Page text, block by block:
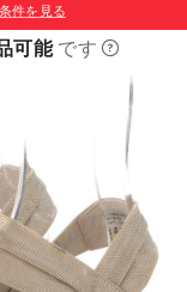
件を見る
可能です